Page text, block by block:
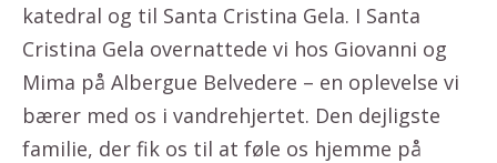
katedral og til Santa Cristina Gela. I Santa
Cristina Gela overnattede vi hos Giovanni og
Mima på Albergue Belvedere – en oplevelse vi
bærer med os i vandrehjertet. Den dejligste
familie, der fik os til at føle os hjemme på